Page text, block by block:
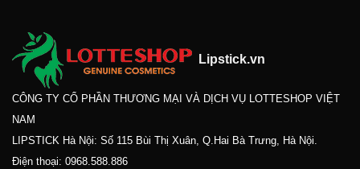
Lipstick.vn
CÔNG TY CỔ PHẦN THƯƠNG MẠI VÀ DỊCH VỤ LOTTESHOP VIỆT
NAM
LIPSTICK Hà Nội: Số 115 Bùi Thị Xuân, Q.Hai Bà Trưng, Hà Nội.
Điện thoại: 0968.588.886